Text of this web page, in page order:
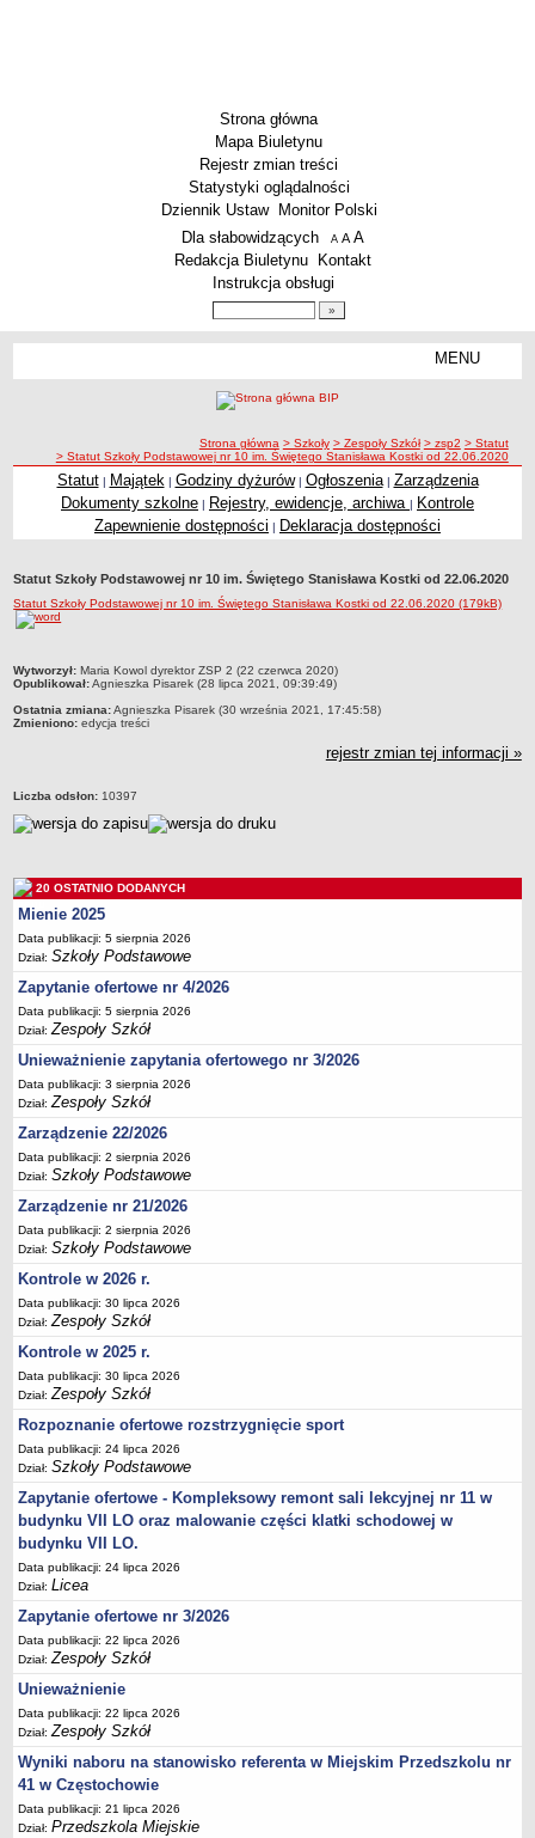
Strona główna
Mapa Biuletynu
Rejestr zmian treści
Statystyki oglądalności
Dziennik Ustaw
Monitor Polski
Menu dodatkowe
Dla słabowidzących A pomniejsz czcionkę
A standardowy rozmiar czcionki
A
Redakcja Biuletynu
Kontakt
Instrukcja obsługi
MENU
Zespoły Szkół
Techniczne Zakłady Naukowe
PRZEDSZKOLA
ARCHIWUM SZKÓŁ I PLACÓWEK
Zlikwidowane gimnazja
Wielofunkcyjna Placówka
SPECJALNE OŚRODKI SZKOLNO-WYCHOWAWCZE
Specjalny Ośrodek nr 1
Dane podstawowe
Majątek
Godziny dyżurów
Ogłoszenie
Zarządzenia
Kontrole
Rejestry, ewidencje, archiwa
Sprawozdania
Deklaracja dostępności
PORADNIE PSYCHOLOGICZNO-PEDAGOGICZNE
Zespół Poradni
BIURO FINANSÓW OŚWIATY
Dane podstawowe
Statut
Majątek
Ogłoszenia
Zarządzenia
Rejestry, ewidencje, archiwa
Kontrole
PONOWNE WYKORZYSTYWANIE
Sprawozdania
Deklaracja dostępności
DEKLARACJA DOSTĘPNOŚCI
PONOWNE WYKORZYSTYWANIE
UDOSTĘPNIANIE INFORMACJI PUBLICZNEJ
OCHRONA DANYCH OSOBOWYCH
ścieżka nawigacji
Strona główna > Szkoły > Zespoły Szkół > zsp2 > Statut
> Statut Szkoły Podstawowej nr 10 im. Świętego Stanisława Kostki od 22.06.2020
Statut| Majątek | Godziny dyżurów| Ogłoszenia| Zarządzenia
Dokumenty szkolne | Rejestry, ewidencje, archiwa | Kontrole
Zapewnienie dostępności | Deklaracja dostępności
Statut Szkoły Podstawowej nr 10 im. Świętego Stanisława Kostki od 22.06.2020
Statut Szkoły Podstawowej nr 10 im. Świętego Stanisława Kostki od 22.06.2020 (179kB)
metryczka
Wytworzył: Maria Kowol dyrektor ZSP 2 (22 czerwca 2020)
Opublikował:Agnieszka Pisarek (28 lipca 2021, 09:39:49)
Ostatnia zmiana:Agnieszka Pisarek (30 września 2021, 17:45:58)
Zmieniono: edycja treści
rejestr zmian tej informacji »
Liczba odsłon: 10397
20 OSTATNIO DODANYCH
Mienie 2025
Data publikacji: 5 sierpnia 2026
Dział:Szkoły Podstawowe
Zapytanie ofertowe nr 4/2026
Data publikacji: 5 sierpnia 2026
Dział:Zespoły Szkół
Unieważnienie zapytania ofertowego nr 3/2026
Data publikacji: 3 sierpnia 2026
Dział:Zespoły Szkół
Zarządzenie 22/2026
Data publikacji: 2 sierpnia 2026
Dział:Szkoły Podstawowe
Zarządzenie nr 21/2026
Data publikacji: 2 sierpnia 2026
Dział:Szkoły Podstawowe
Kontrole w 2026 r.
Data publikacji: 30 lipca 2026
Dział:Zespoły Szkół
Kontrole w 2025 r.
Data publikacji: 30 lipca 2026
Dział:Zespoły Szkół
Rozpoznanie ofertowe rozstrzygnięcie sport
Data publikacji: 24 lipca 2026
Dział:Szkoły Podstawowe
Zapytanie ofertowe - Kompleksowy remont sali lekcyjnej nr 11 w
budynku VII LO oraz malowanie części klatki schodowej w
budynku VII LO.
Data publikacji: 24 lipca 2026
Dział:Licea
Zapytanie ofertowe nr 3/2026
Data publikacji: 22 lipca 2026
Dział:Zespoły Szkół
Unieważnienie
Data publikacji: 22 lipca 2026
Dział:Zespoły Szkół
Wyniki naboru na stanowisko referenta w Miejskim Przedszkolu nr
41 w Częstochowie
Data publikacji: 21 lipca 2026
Dział:Przedszkola Miejskie